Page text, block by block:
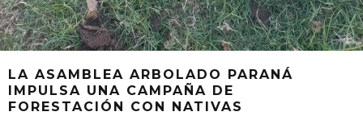
LA ASAMBLEA ARBOLADO PARANÁ
IMPULSA UNA CAMPAÑA DE
FORESTACIÓN CON NATIVAS